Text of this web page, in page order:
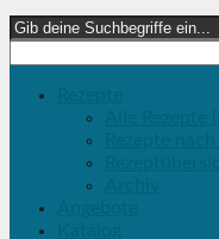
Search
for: